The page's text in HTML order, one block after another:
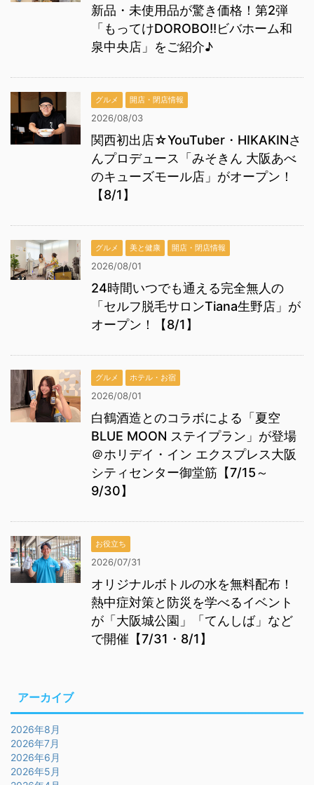
新品・未使用品が驚き価格！第2弾
「もってけDOROBO!!ビバホーム和
泉中央店」をご紹介♪
グルメ 開店・閉店情報
2026/08/03
関西初出店☆YouTuber・HIKAKINさ
んプロデュース「みそきん 大阪あべ
のキューズモール店」がオープン！
【8/1】
グルメ 美と健康 開店・閉店情報
2026/08/01
24時間いつでも通える完全無人の
「セルフ脱毛サロンTiana生野店」が
オープン！【8/1】
グルメ ホテル・お宿
2026/08/01
白鶴酒造とのコラボによる「夏空
BLUE MOON ステイプラン」が登場
＠ホリデイ・イン エクスプレス大阪
シティセンター御堂筋【7/15～
9/30】
お役立ち
2026/07/31
オリジナルボトルの水を無料配布！
熱中症対策と防災を学べるイベント
が「大阪城公園」「てんしば」など
で開催【7/31・8/1】
アーカイブ
2026年8月
2026年7月
2026年6月
2026年5月